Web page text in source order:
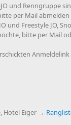
und Renngruppe
per Mail abmelden
und Freestyle JO,
bitte per Mail
Hotel Eiger →